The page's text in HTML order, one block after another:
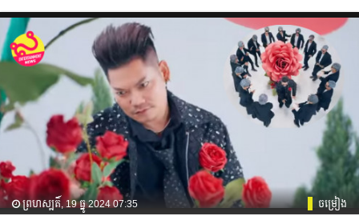
ព្រហស្បតិ៍, 19 ធ្នូ 2024 07:35 ចម្រៀង